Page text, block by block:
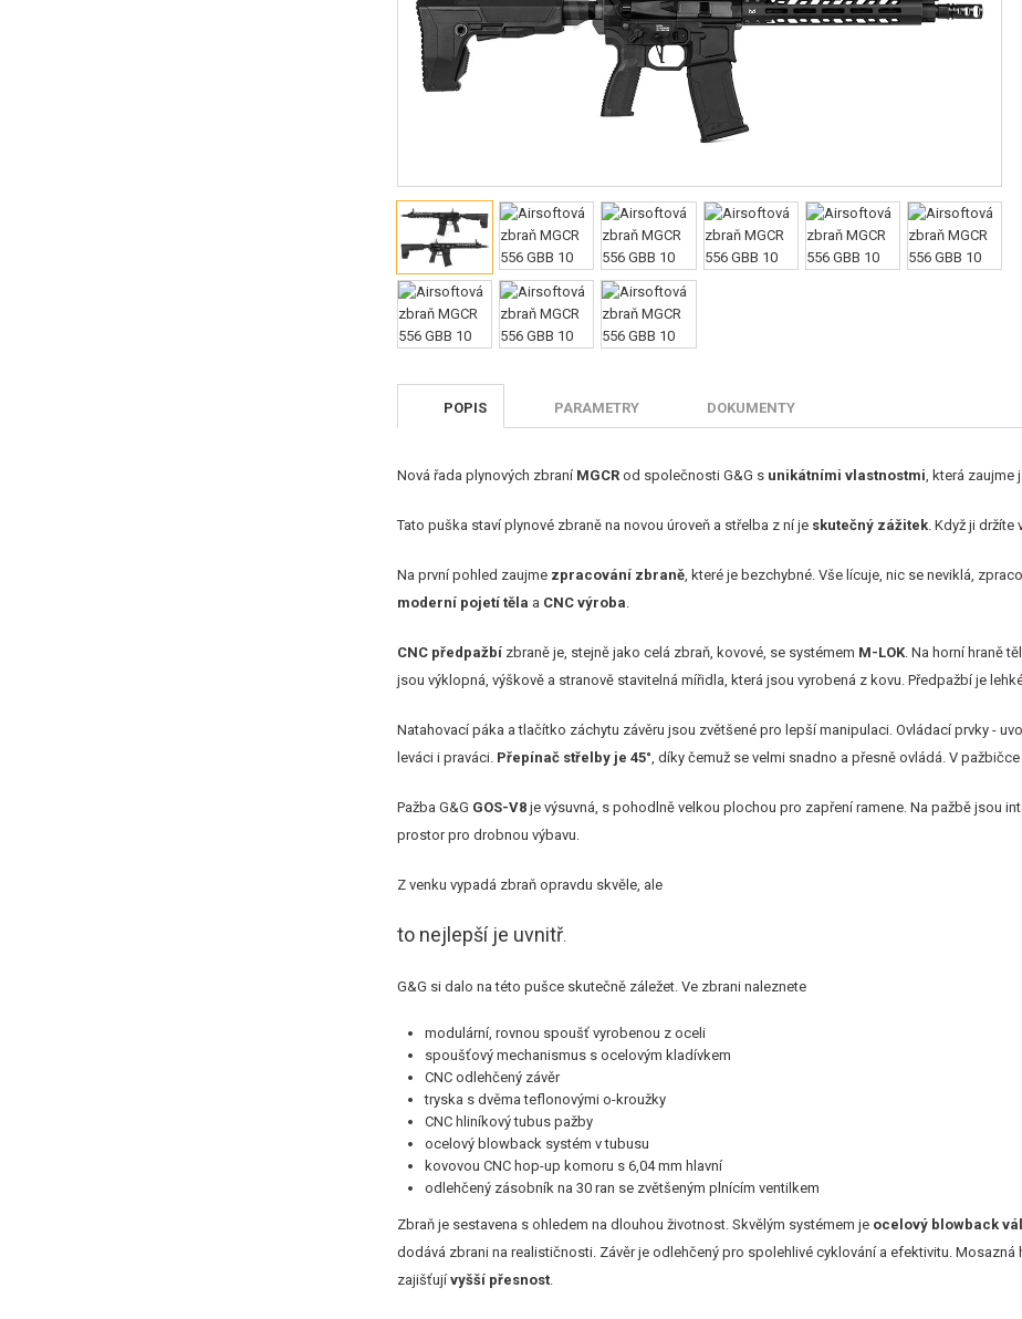
POPIS PARAMETRY DOKUMENTY
Nová řada plynových zbraní MGCR od společnosti G&G s unikátními vlastnostmi , která
Tato puška staví plynové zbraně na novou úroveň a střelba z ní je skutečný zážitek . Když ji
Na první pohled zaujme zpracování zbraně , které je bezchybné. Vše lícuje, nic se neviklá,
moderní pojetí těla a CNC výroba
CNC předpažbí zbraně je, stejně jako celá zbraň, kovové, se systémem M-LOK . Na horní hraně
jsou výklopná, výškově a stranově stavitelná mířidla, která jsou vyrobená z kovu. Předpažbí je
Natahovací páka a tlačítko záchytu závěru jsou zvětšené pro lepší manipulaci. Ovládací prvky -
leváci i praváci. Přepínač střelby je 45° , díky čemuž se velmi snadno a přesně ovládá. V
Pažba G&G GOS-V8 je výsuvná, s pohodlně velkou plochou pro zapření ramene. Na pažbě jsou
prostor pro drobnou výbavu.
Z venku vypadá zbraň opravdu skvěle, ale
to nejlepší je uvnitř
G&G si dalo na této pušce skutečně záležet. Ve zbrani naleznete
modulární, rovnou spoušť vyrobenou z oceli
spoušťový mechanismus s ocelovým kladívkem
CNC odlehčený závěr
tryska s dvěma teflonovými o-kroužky
CNC hliníkový tubus pažby
ocelový blowback systém v tubusu
kovovou CNC hop-up komoru s 6,04 mm hlavní
odlehčený zásobník na 30 ran se zvětšeným plnícím ventilkem
Zbraň je sestavena s ohledem na dlouhou životnost. Skvělým systémem je ocelový blowback
dodává zbrani na realističnosti. Závěr je odlehčený pro spolehlivé cyklování a efektivitu.
zajišťujívyšší přesnost